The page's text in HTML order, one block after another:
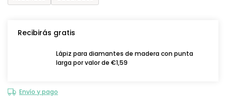
Recibirás gratis
Lápiz para diamantes de madera con punta
larga por valor de €1,59
Envío y pago